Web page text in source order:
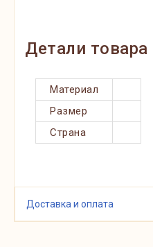
Детали товара
Материал
Размер
Страна
Доставка и оплата